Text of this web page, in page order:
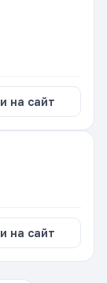
на сайт
на сайт